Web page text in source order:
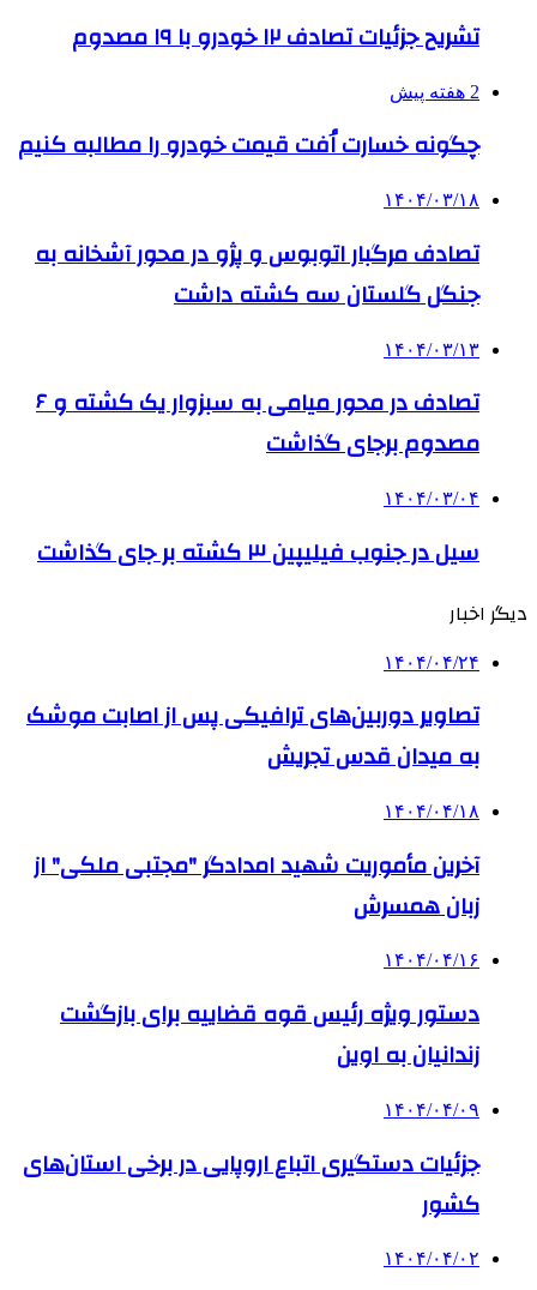
تشریح جزئیات تصادف ۱۲ خودرو با ۱۹ مصدوم
2 هفته پیش
چگونه خسارت اُفت قیمت خودرو را مطالبه کنیم
۱۴۰۴/۰۳/۱۸
تصادف مرگبار اتوبوس و پژو در محور آشخانه به
جنگل گلستان سه کشته داشت
۱۴۰۴/۰۳/۱۳
تصادف در محور میامی به سبزوار یک کشته و ۶
مصدوم برجای گذاشت
۱۴۰۴/۰۳/۰۴
سیل در جنوب فیلیپین ۳ کشته بر جای گذاشت
دیگر اخبار
۱۴۰۴/۰۴/۲۴
تصاویر دوربین‌های ترافیکی پس از اصابت موشک
به میدان قدس تجریش
۱۴۰۴/۰۴/۱۸
آخرین مأموریت شهید امدادگر "مجتبی ملکی" از
زبان همسرش
۱۴۰۴/۰۴/۱۶
دستور ویژه رئیس قوه قضاییه برای بازگشت
زندانیان به اوین
۱۴۰۴/۰۴/۰۹
جزئیات دستگیری اتباع اروپایی‌ در برخی استان‌های
کشور
۱۴۰۴/۰۴/۰۲